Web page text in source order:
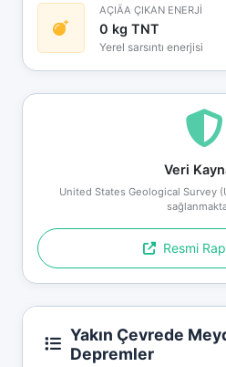
AÇIÄA ÇIKAN ENERJİ
0 kg TNT
Yerel sarsıntı enerjisi
Veri
United States Geological Survey
Resmi
Yakın Çevrede
Depremler